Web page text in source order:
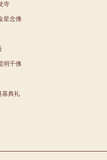
寺
星念佛
明千佛
基典礼